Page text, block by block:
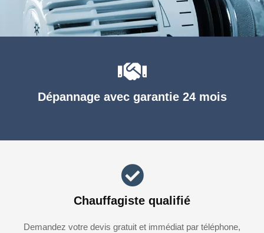
Dépannage avec garantie 24 mois
Chauffagiste qualifié
Demandez votre devis gratuit et immédiat par téléphone,